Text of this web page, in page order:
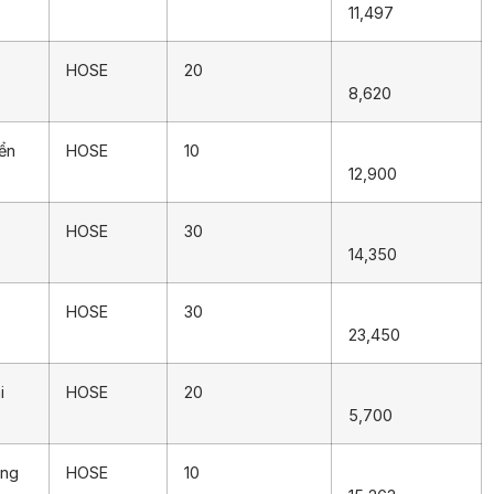
11,497
HOSE
20
8,620
HOSE
10
12,900
HOSE
30
14,350
HOSE
30
23,450
HOSE
20
5,700
HOSE
10